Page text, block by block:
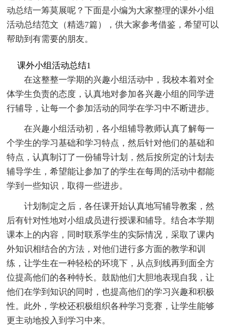
动总结一筹莫展呢？下面是小编为大家整理的课外小组
活动总结范文（精选7篇），供大家参考借鉴，希望可以
帮助到有需要的朋友。
课外小组活动总结1
在这整整一学期的兴趣小组活动中，我校本着对全
体学生负责的态度，认真地对参加各兴趣小组的同学进
行辅导，让每一个参加活动的同学在学习中不断进步。
在兴趣小组活动初，各小组辅导教师认真了解每一
个学生的学习基础和学习特点，然后针对他们的基础和
特点，认真制订了一份辅导计划，然后按所定的计划去
辅导学生，希望能让参加了的学生在每周的活动中都能
学到一些知识，取得一些进步。
计划制定之后，各任课开始认真地写辅导教案，然
后有针对性地对小组成员进行授课和辅导。结合本学期
课本上的内容，同时联系学生的实际情况，采取了课内
外知识相结合的方法，对他们进行多方面的教学和训
练，让学生在一种轻松的环境下，从点到线再到面全方
位提高他们的各种特长。鼓励他们大胆地表现自我，让
他们在学到知识的同时，也提高他们的学习兴趣和积极
性。此外，学校还积极组织各种学习竞赛，让学生能够
更主动地投入到学习中来。